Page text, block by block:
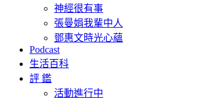
神經很有事
張曼娟我輩中人
鄧惠文時光心蘊
Podcast
生活百科
評 鑑
活動進行中